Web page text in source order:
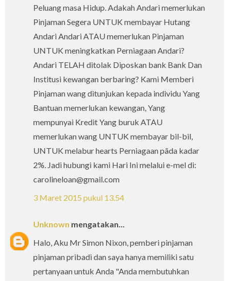
Peluang masa Hidup. Adakah Andari memerlukan
Pinjaman Segera UNTUK membayar Hutang
Andari Andari ATAU memerlukan Pinjaman
UNTUK meningkatkan Perniagaan Andari?
Andari TELAH ditolak Diposkan bank Bank Dan
Institusi kewangan berbaring? Kami Memberi
Pinjaman wang ditunjukan kepada individu Yang
Bantuan memerlukan kewangan, Yang
mempunyai Kredit Yang buruk ATAU
memerlukan wang UNTUK membayar bil-bil,
UNTUK melabur hearts Perniagaan pãda kadar
2%. Jadi hubungi kami Hari Ini melalui e-mel di:
carolineloan@gmail.com
3 Maret 2015 pukul 13.54
Unknown mengatakan...
Halo, Aku Mr Simon Nixon, pemberi pinjaman
pinjaman pribadi dan saya hanya memiliki satu
pertanyaan untuk Anda "Anda membutuhkan